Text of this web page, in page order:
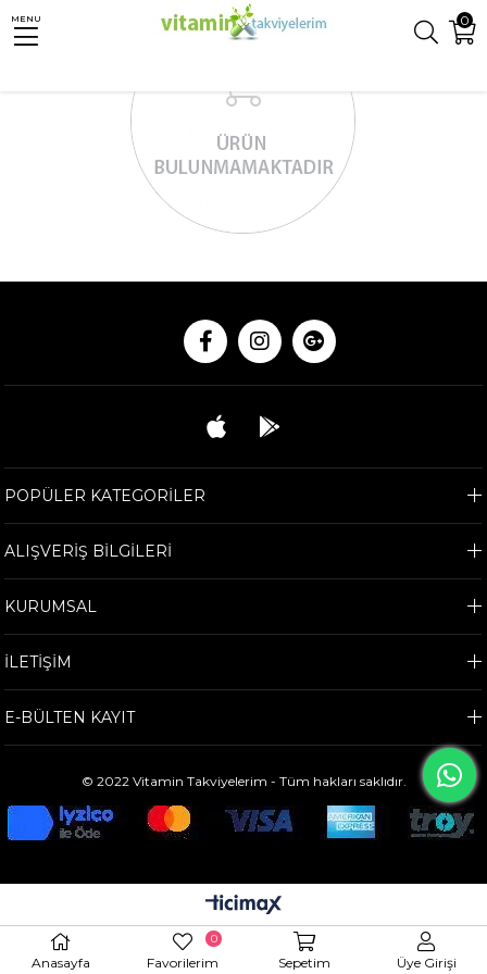
0
MENU
POPÜLER KATEGORİLER
ALIŞVERİŞ BİLGİLERİ
KURUMSAL
İLETİŞİM
E-BÜLTEN KAYIT
© 2022 Vitamin Takviyelerim - Tüm hakları saklıdır.
Anasayfa Favorilerim
0
Sepetim Üye Girişi